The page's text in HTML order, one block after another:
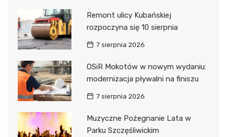
Remont ulicy Kubańskiej
rozpoczyna się 10 sierpnia
7 sierpnia 2026
OSiR Mokotów w nowym wydaniu:
modernizacja pływalni na finiszu
7 sierpnia 2026
Muzyczne Pożegnanie Lata w
Parku Szczęśliwickim